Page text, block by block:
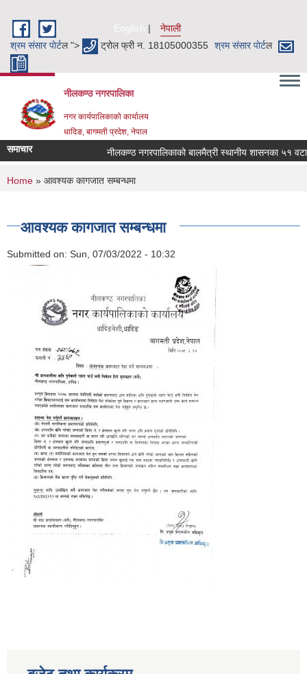
English
नेपाली
श्रम संसार पाेर्टल "> ट्रोल फ्री न. 18105000355 श्रम संसार पाेर्टल
नीलकण्ठ नगरपालिका
नगर कार्यपालिकाको कार्यालय
धादिङ, बागमती प्रदेश, नेपाल
समाचार नीलकण्ठ नगरपालिकाको बालमैत्री स्थानीय शासनका ५१ वटा
You are here
Home » आवश्यक कागजात सम्बन्धमा
आवश्यक कागजात सम्बन्धमा
Submitted on: Sun, 07/03/2022 - 10:32